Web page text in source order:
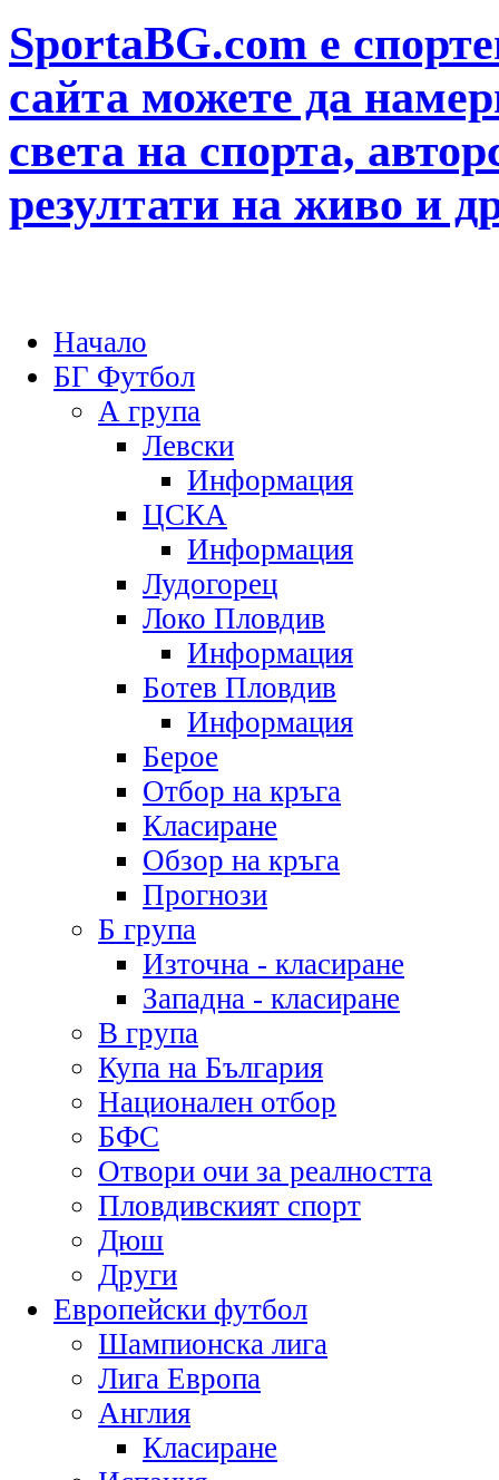
SportaBG.com е
сайта можете да
света на спорта,
резултати на живо и
Начало
БГ Футбол
А група
Левски
Информация
ЦСКА
Информация
Лудогорец
Локо Пловдив
Информация
Ботев Пловдив
Информация
Берое
Отбор на кръга
Класиране
Обзор на кръга
Прогнози
Б група
Източна - класиране
Западна - класиране
В група
Купа на България
Национален отбор
БФС
Отвори очи за реалността
Пловдивският спорт
Дюш
Други
Европейски футбол
Шампионска лига
Лига Европа
Англия
Класиране